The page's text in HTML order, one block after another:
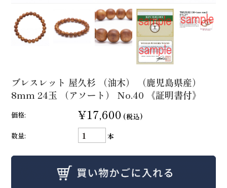
ブレスレット 屋久杉 （油木） （鹿児島県産）
8mm 24玉 （アソート） No.40 《証明書付》
価格: ¥17,600 (税込)
数量:
本